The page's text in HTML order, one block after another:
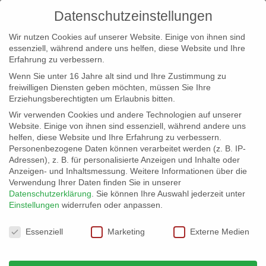
info@erfolgreich-events.de
+4940 46 777 230
Datenschutzeinstellungen
Wir nutzen Cookies auf unserer Website. Einige von ihnen sind
essenziell, während andere uns helfen, diese Website und Ihre
Erfahrung zu verbessern.
Wenn Sie unter 16 Jahre alt sind und Ihre Zustimmung zu
freiwilligen Diensten geben möchten, müssen Sie Ihre
Erziehungsberechtigten um Erlaubnis bitten.
Wir verwenden Cookies und andere Technologien auf unserer
Website. Einige von ihnen sind essenziell, während andere uns
helfen, diese Website und Ihre Erfahrung zu verbessern.
Personenbezogene Daten können verarbeitet werden (z. B. IP-
Adressen), z. B. für personalisierte Anzeigen und Inhalte oder
Anzeigen- und Inhaltsmessung. Weitere Informationen über die
Verwendung Ihrer Daten finden Sie in unserer
Datenschutzerklärung
Sie können Ihre Auswahl jederzeit unter
Einstellungen widerrufen oder anpassen.
Datenschutzeinstellungen
Essenziell Marketing Externe Medien